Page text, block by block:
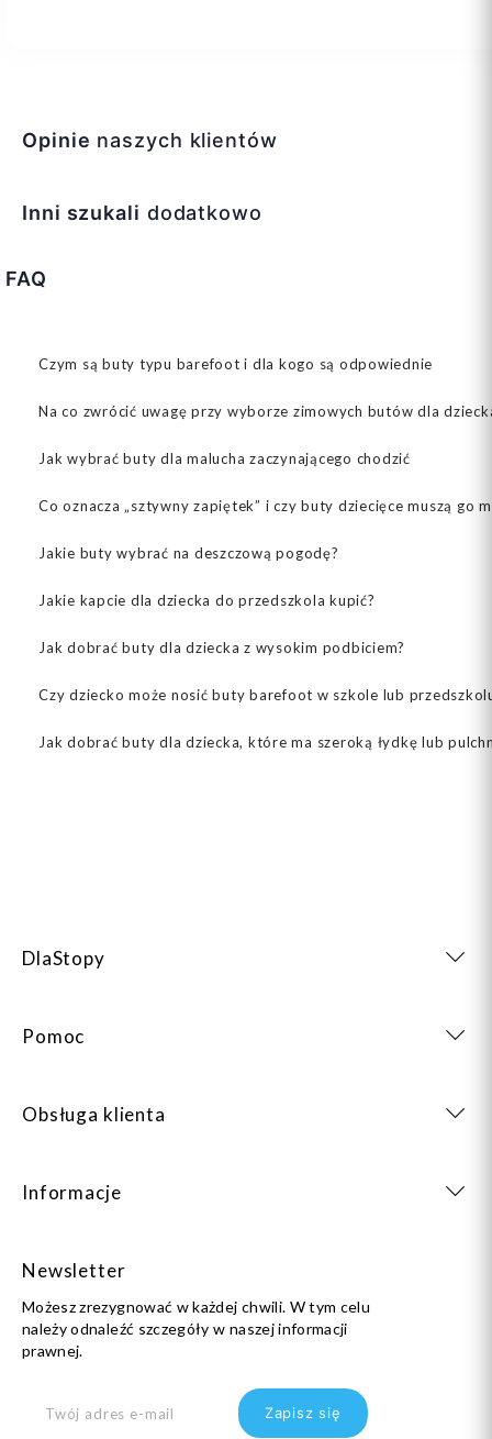
Opinie naszych klientów
Inni szukali dodatkowo
FAQ
Czym są buty typu barefoot i dla kogo są odpowiednie
Na co zwrócić uwagę przy wyborze zimowych butów dla
Jak wybrać buty dla malucha zaczynającego chodzić
Co oznacza „sztywny zapiętek” i czy buty dziecięce muszą go
Jakie buty wybrać na deszczową pogodę?
Jakie kapcie dla dziecka do przedszkola kupić?
Jak dobrać buty dla dziecka z wysokim podbiciem?
Czy dziecko może nosić buty barefoot w szkole lub
Jak dobrać buty dla dziecka, które ma szeroką łydkę lub
DlaStopy
Pomoc
Obsługa klienta
Informacje
Newsletter
Możesz zrezygnować w każdej chwili. W tym celu
należy odnaleźć szczegóły w naszej informacji
prawnej.